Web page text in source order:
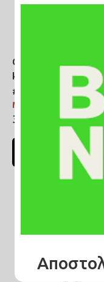
Ολόσωμη φόρμα
μαύρη
#C1023
Μη διαθέσιμο
30,00€
ΔΕΙΤΕ